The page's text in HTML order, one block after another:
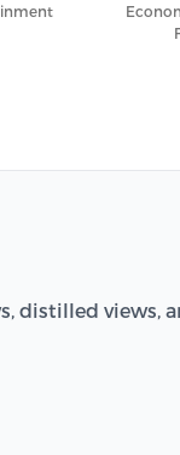
distilled views,